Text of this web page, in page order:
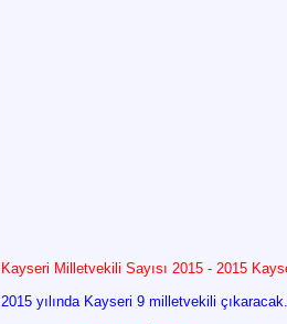
Kayseri Milletvekili Sayısı 2015 - 2015
2015 yılında Kayseri 9 milletvekili çıkaracak.